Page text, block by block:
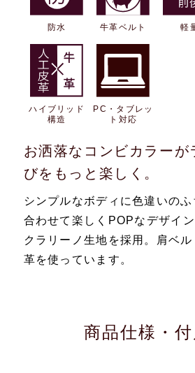
防水 牛革ベルト 軽
ハイブリッド
構造
PC・タブレッ
ト対応
お洒落なコンビカラーが
びをもっと楽しく。
シンプルなボディに色違いの
合わせて楽しくPOPなデザイ
クラリーノ生地を採用。肩ベ
革を使っています。
商品仕様・